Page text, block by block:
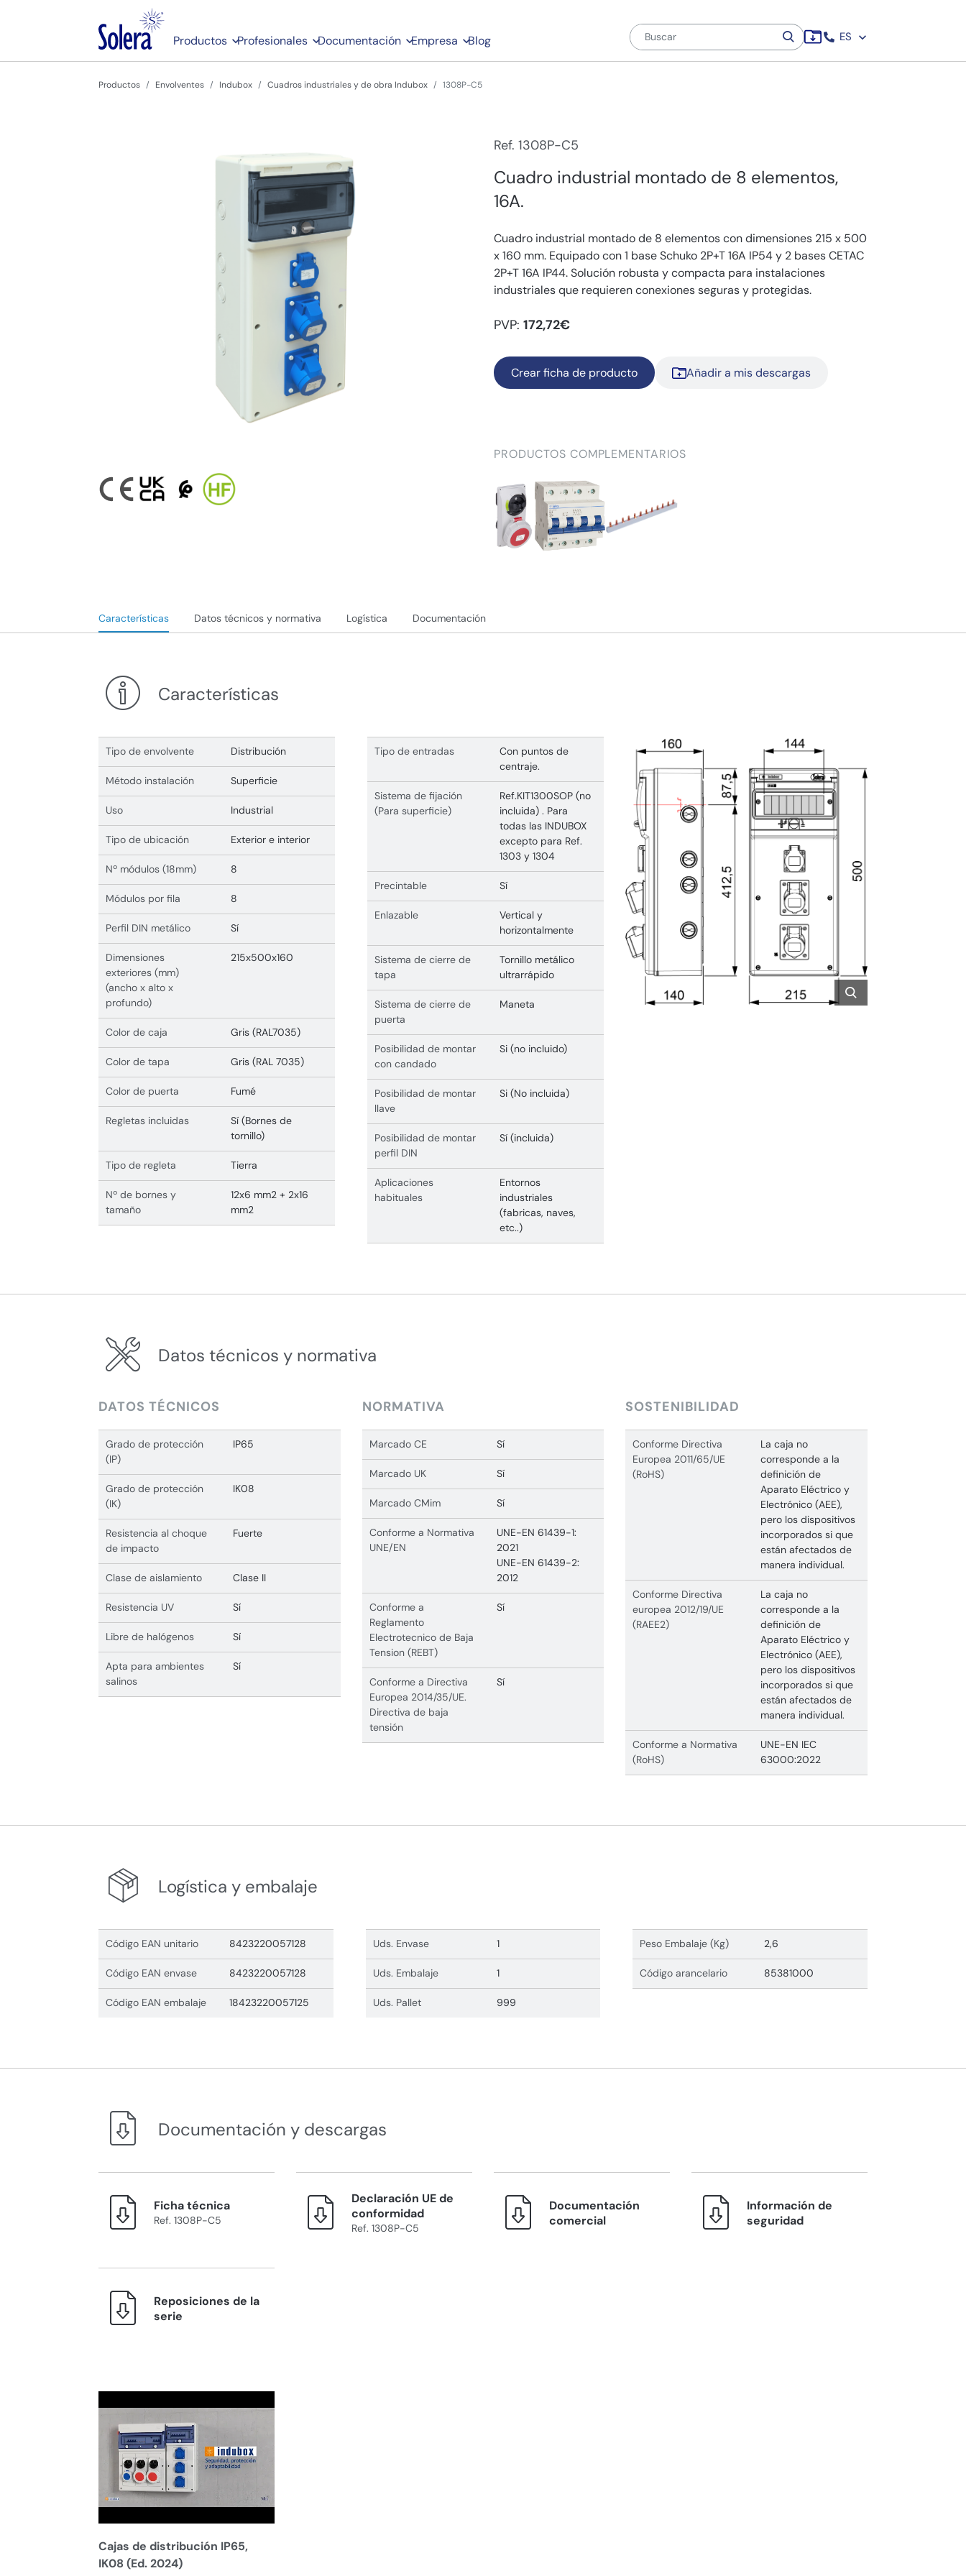
Productos Profesionales Documentación Empresa Blog ES
Productos Envolventes Indubox Cuadros industriales y de obra Indubox 1308P-C5
Ref. 1308P-C5
Cuadro industrial montado de 8 elementos,
16A.
Cuadro industrial montado de 8 elementos con dimensiones 215 x 500
x 160 mm. Equipado con 1 base Schuko 2P+T 16A IP54 y 2 bases CETAC
2P+T 16A IP44. Solución robusta y compacta para instalaciones
industriales que requieren conexiones seguras y protegidas.
PVP: 172,72€
Crear ficha de producto Añadir a mis descargas
PRODUCTOS COMPLEMENTARIOS
Características Datos técnicos y normativa Logística Documentación
Características
Tipo de envolvente Distribución
Método instalación Superficie
Uso Industrial
Tipo de ubicación Exterior e interior
Nº módulos (18mm) 8
Módulos por fila 8
Perfil DIN metálico Sí
Dimensiones
exteriores (mm)
(ancho x alto x
profundo)
215x500x160
Color de caja Gris (RAL7035)
Color de tapa Gris (RAL 7035)
Color de puerta Fumé
Regletas incluidas
Sí (Bornes de
tornillo)
Tipo de regleta Tierra
Nº de bornes y
tamaño
12x6 mm2 + 2x16
mm2
Tipo de entradas
Con puntos de
centraje.
Sistema de fijación
(Para superficie)
Ref.KIT1300SOP (no
incluida) . Para
todas las INDUBOX
excepto para Ref.
1303 y 1304
Precintable Sí
Enlazable
Vertical y
horizontalmente
Sistema de cierre de
tapa
Tornillo metálico
ultrarrápido
Sistema de cierre de
puerta
Maneta
Posibilidad de montar
con candado
Si (no incluido)
Posibilidad de montar
llave
Si (No incluida)
Posibilidad de montar
perfil DIN
Sí (incluida)
Aplicaciones
habituales
Entornos
industriales
(fabricas, naves,
etc..)
Datos técnicos y normativa
DATOS TÉCNICOS
Grado de protección
(IP)
IP65
Grado de protección
(IK)
IK08
Resistencia al choque
de impacto
Fuerte
Clase de aislamiento Clase II
Resistencia UV Sí
Libre de halógenos Sí
Apta para ambientes
salinos
Sí
NORMATIVA
Marcado CE Sí
Marcado UK Sí
Marcado CMim Sí
Conforme a Normativa
UNE/EN
UNE-EN 61439-1:
2021
UNE-EN 61439-2:
2012
Conforme a
Reglamento
Electrotecnico de Baja
Tension (REBT)
Sí
Conforme a Directiva
Europea 2014/35/UE.
Directiva de baja
tensión
Sí
SOSTENIBILIDAD
Conforme Directiva
Europea 2011/65/UE
(RoHS)
La caja no
corresponde a la
definición de
Aparato Eléctrico y
Electrónico (AEE),
pero los dispositivos
incorporados si que
están afectados de
manera individual.
Conforme Directiva
europea 2012/19/UE
(RAEE2)
La caja no
corresponde a la
definición de
Aparato Eléctrico y
Electrónico (AEE),
pero los dispositivos
incorporados si que
están afectados de
manera individual.
Conforme a Normativa
(RoHS)
UNE-EN IEC
63000:2022
Logística y embalaje
Código EAN unitario 8423220057128
Código EAN envase 8423220057128
Código EAN embalaje 18423220057125
Uds. Envase 1
Uds. Embalaje 1
Uds. Pallet 999
Peso Embalaje (Kg) 2,6
Código arancelario 85381000
Documentación y descargas
Ficha técnica
Ref. 1308P-C5
Declaración UE de
conformidad
Ref. 1308P-C5
Documentación
comercial
Información de
seguridad
Reposiciones de la
serie
Cajas de distribución IP65,
IK08 (Ed. 2024)